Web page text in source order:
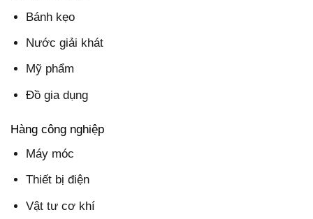
Bánh kẹo
Nước giải khát
Mỹ phẩm
Đồ gia dụng
Hàng công nghiệp
Máy móc
Thiết bị điện
Vật tư cơ khí